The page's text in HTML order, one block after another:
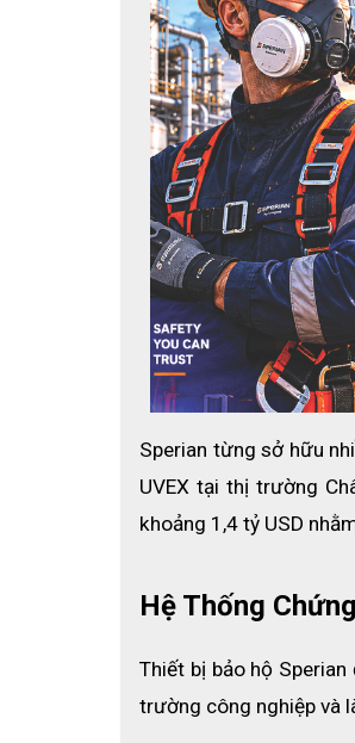
Đệm cao su
Sperian từng sở hữu
UVEX tại thị trường
khoảng 1,4 tỷ USD
Hệ Thống
Thiết bị bảo hộ
trường công nghiệp và